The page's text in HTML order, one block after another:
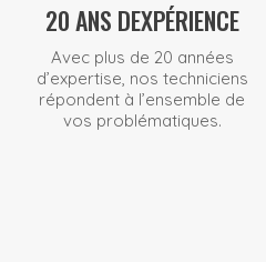
20 ANS DEXPÉRIENCE
Avec plus de 20 années
d’expertise , nos techniciens
répondent à l’ensemble de
vos problématiques.